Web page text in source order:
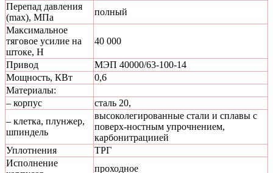
Перепад давления
(max), МПа
полный
Максимальное
тяговое усилие на
штоке, Н
40 000
Привод
МЭП 40000/63-100-14
Мощность, КВт
0,6
Материалы:
– корпус
сталь 20,
– клетка, плунжер,
шпиндель
высоколегированные стали и сплавы с
поверх-ностным упрочнением,
карбонитрациией
Уплотнения
ТРГ
Исполнение
проходное